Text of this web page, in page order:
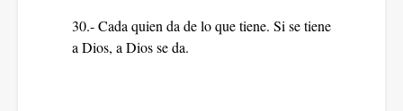
30.- Cada quien da de lo que tiene. Si se tiene
a Dios, a Dios se da.